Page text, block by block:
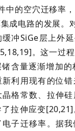
中的空穴迁移率
成电路的发展。
冲SiGe层上外
。这一过
含量逐渐增加的
利用现有的位
格常数、拉伸
拉伸应变
子迁移率。据